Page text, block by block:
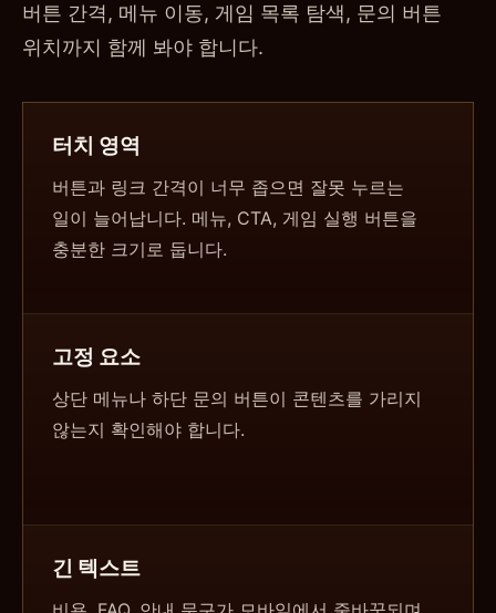
버튼 간격, 메뉴 이동, 게임 목록 탐색, 문의 버튼
위치까지 함께 봐야 합니다.
터치 영역
버튼과 링크 간격이 너무 좁으면 잘못 누르는
일이 늘어납니다. 메뉴, CTA, 게임 실행 버튼을
충분한 크기로 둡니다.
고정 요소
상단 메뉴나 하단 문의 버튼이 콘텐츠를 가리지
않는지 확인해야 합니다.
긴 텍스트